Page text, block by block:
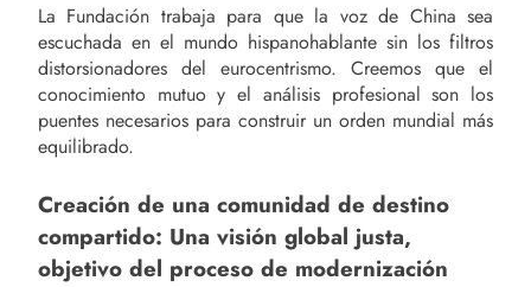
La Fundación trabaja para que la voz de China sea
escuchada en el mundo hispanohablante sin los filtros
distorsionadores del eurocentrismo. Creemos que el
conocimiento mutuo y el análisis profesional son los
puentes necesarios para construir un orden mundial más
equilibrado.
Creación de una comunidad de destino
compartido: Una visión global justa,
objetivo del proceso de modernización